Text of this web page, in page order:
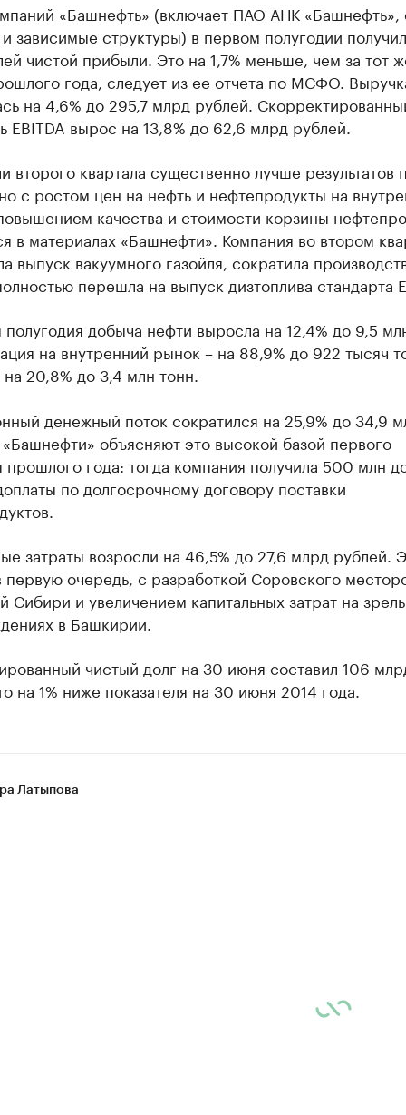
«Башнефть» (включает ПАО АНК «Башнефть»,
зависимые структуры) в первом полугодии
чистой прибыли. Это на 1,7% меньше, чем за тот
года, следует из ее отчета по МСФО.
на 4,6% до 295,7 млрд рублей.
EBITDA вырос на 13,8% до 62,6 млрд рублей.
второго квартала существенно лучше результатов
с ростом цен на нефть и нефтепродукты на
качества и стоимости корзины
в материалах «Башнефти». Компания во втором
выпуск вакуумного газойля, сократила
перешла на выпуск дизтоплива стандарта
добыча нефти выросла на 12,4% до 9,5
на внутренний рынок – на 88,9% до 922 тысяч
20,8% до 3,4 млн тонн.
денежный поток сократился на 25,9% до 34,9
объясняют это высокой базой первого
прошлого года: тогда компания получила 500 млн
по долгосрочному договору поставки
затраты возросли на 46,5% до 27,6 млрд рублей.
первую очередь, с разработкой Соровского
Сибири и увеличением капитальных затрат на
в Башкирии.
чистый долг на 30 июня составил 106
на 1% ниже показателя на 30 июня 2014 года.
Латыпова